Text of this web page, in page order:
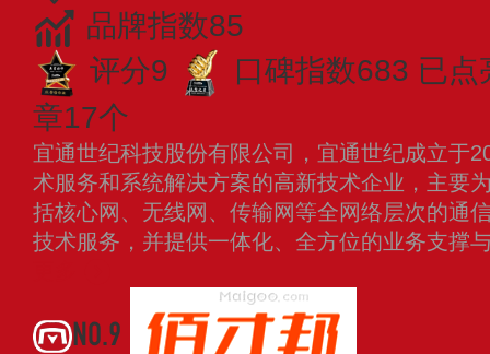
品牌指数85
评分9
口碑指数683 已点
章17个
宜通世纪科技股份有限公司，宜通世纪成立于
术服务和系统解决方案的高新技术企业，主要
括核心网、无线网、传输网等全网络层次的通
技术服务，并提供一体化、全方位的业务支撑
NO.9